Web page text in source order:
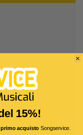
15%!
acquistoSongservice.